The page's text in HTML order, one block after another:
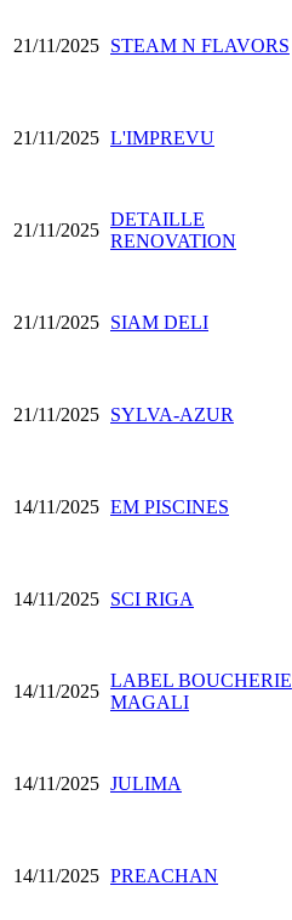
21/11/2025 STEAM N FLAVORS
21/11/2025 L'IMPREVU
21/11/2025
DETAILLE
RENOVATION
21/11/2025 SIAM DELI
21/11/2025 SYLVA-AZUR
14/11/2025 EM PISCINES
14/11/2025 SCI RIGA
14/11/2025
LABEL BOUCHERIE
MAGALI
14/11/2025 JULIMA
14/11/2025 PREACHAN